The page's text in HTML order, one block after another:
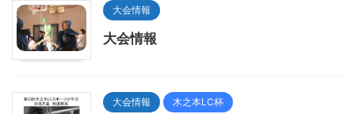
大会情報
大会情報
大会情報 木之本LC杯